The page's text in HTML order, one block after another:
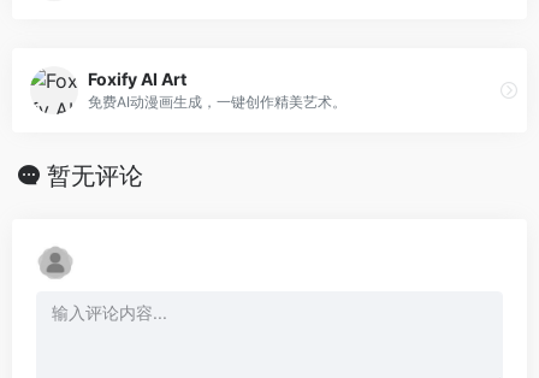
Foxify AI Art
免费AI动漫画生成，一键创作精美艺术。
暂无评论